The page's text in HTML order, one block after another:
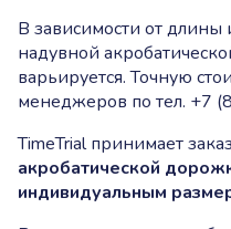
В зависимости от
надувной
варьируется. Точную
менеджеров по тел. +7
TimeTrial принимает
акробатической
индивидуальным